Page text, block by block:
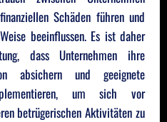
Schäden führen und
beeinflussen. Es ist daher
dass Unternehmen ihre
absichern und geeignete
um sich vor
betrügerischen Aktivitäten zu